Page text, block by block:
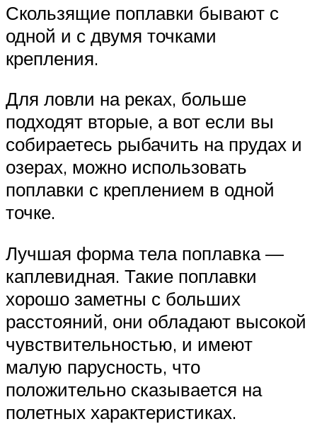
Скользящие поплавки бывают с
одной и с двумя точками
крепления.
Для ловли на реках, больше
подходят вторые, а вот если вы
собираетесь рыбачить на прудах и
озерах, можно использовать
поплавки с креплением в одной
точке.
Лучшая форма тела поплавка —
каплевидная. Такие поплавки
хорошо заметны с больших
расстояний, они обладают высокой
чувствительностью, и имеют
малую парусность, что
положительно сказывается на
полетных характеристиках.